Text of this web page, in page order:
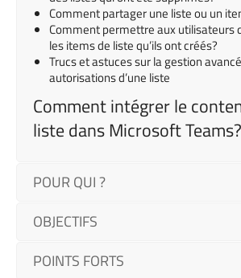
Comment partager une liste ou un
Comment permettre aux utilisateurs
les items de liste qu’ils ont créés?
Trucs et astuces sur la gestion
autorisations d’une liste
Comment intégrer le
liste dans Microsoft Teams?
POUR QUI ?
OBJECTIFS
POINTS FORTS